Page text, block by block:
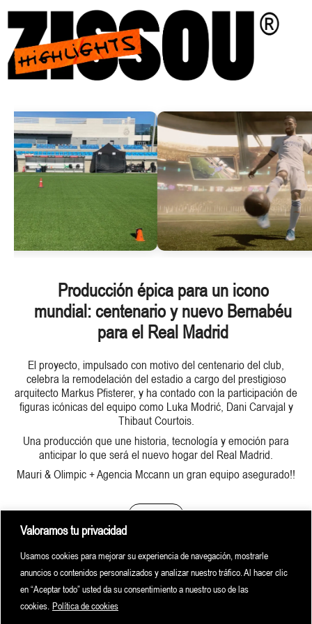
Valoramos tu privacidad
Usamos cookies para mejorar su experiencia de navegación, mostrarle
anuncios o contenidos personalizados y analizar nuestro tráfico. Al hacer clic
en “Aceptar todo” usted da su consentimiento a nuestro uso de las
cookies. Política de cookies
contenido
Producción épica para un icono
mundial: centenario y nuevo Bernabéu
para el Real Madrid
El proyecto, impulsado con motivo del centenario del club,
celebra la remodelación del estadio a cargo del prestigioso
arquitecto Markus Pfisterer, y ha contado con la participación de
figuras icónicas del equipo como Luka Modrić, Dani Carvajal y
Thibaut Courtois.
Una producción que une historia, tecnología y emoción para
anticipar lo que será el nuevo hogar del Real Madrid.
Mauri & Olimpic + Agencia Mccann un gran equipo asegurado!!
PLAY!
DirectedMAURI D. GALIANO
DOPDANIEL MERÉ
1º ADDANIEL PÉREZ
Head of Prod